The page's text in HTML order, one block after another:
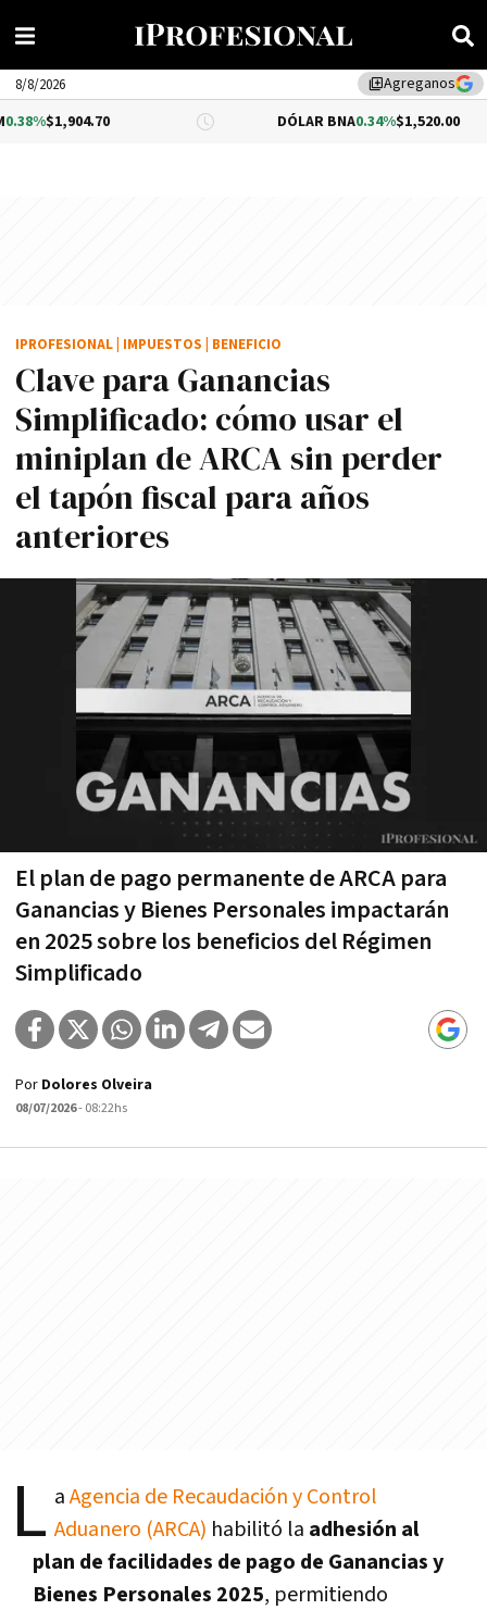
library_addAgreganos
8/8/2026
DÓLAR BNA 0.34%$1,520.00
Clave para Ganancias
Simplificado: cómo usar el
miniplan de ARCA sin perder
el tapón fiscal para años
anteriores
El plan de pago permanente de ARCA para
Ganancias y Bienes Personales impactarán
en 2025 sobre los beneficios del Régimen
Simplificado
IPROFESIONAL IMPUESTOS BENEFICIO
Por Dolores Olveira
08/07/2026- 08:22hs
L aAgencia de Recaudación y Control
Aduanero (ARCA) habilitó la adhesión al
plan de facilidades de pago de Ganancias y
Bienes Personales 2025, permitiendo